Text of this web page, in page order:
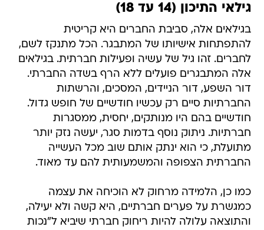
גילאי התיכון (14 עד 18)
בגילאים אלה, סביבת החברים היא קריטית
להתפתחות אישיותו של המתבגר. הכל מתנקז לשם,
לחברים. זהו גיל של עשיה ופעילות חברתית. בגילאים
אלה המתבגרים פועלים ללא הרף בשדה החברתי.
דור השפע, דור הניידים, המסכים, והרשתות
החברתיות סיים רק עכשיו חודשיים של חופש גדול.
חודשיים בהם היו מנותקים, יחסית, ממסגרות
חברתיות. ניתוק נוסף בדמות סגר, יעשה נזק יותר
מתועלת, כי הוא ינתק אותם שוב מכל העשייה
החברתית הצפופה והמשמעותית להם עד מאוד.
כמו כן, הלמידה מרחוק לא הוכיחה את עצמה
כמגשרת על פערים חברתיים, היא קשה ולא יעילה,
והתוצאה עלולה להיות ריחוק חברתי שיביא ל"נכות